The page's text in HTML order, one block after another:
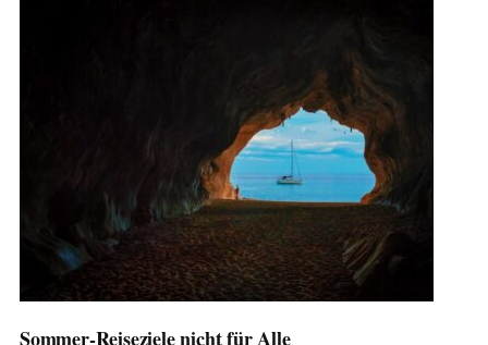
Sommer-Reiseziele nicht für Alle